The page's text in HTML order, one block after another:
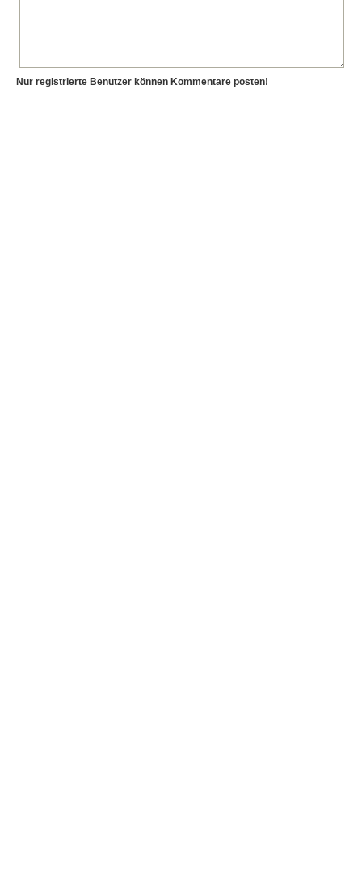
Nur registrierte Benutzer können Kommentare posten!